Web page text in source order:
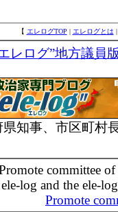
【 エレログTOP | エレログとは
レログ”地方議員
県知事、市区町村
committee
ele-log and the ele-
Promote